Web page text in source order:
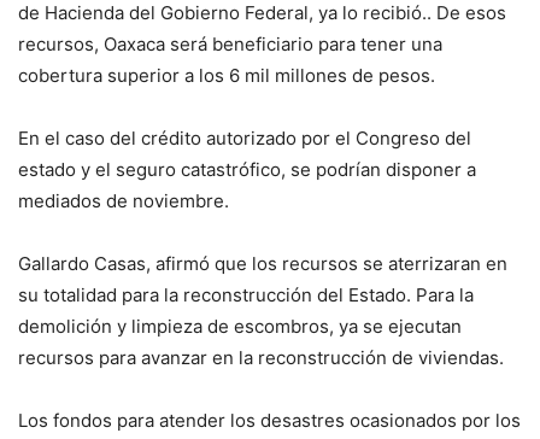
de Hacienda del Gobierno Federal, ya lo recibió.. De esos
recursos, Oaxaca será beneficiario para tener una
cobertura superior a los 6 mil millones de pesos.
En el caso del crédito autorizado por el Congreso del
estado y el seguro catastrófico, se podrían disponer a
mediados de noviembre.
Gallardo Casas, afirmó que los recursos se aterrizaran en
su totalidad para la reconstrucción del Estado. Para la
demolición y limpieza de escombros, ya se ejecutan
recursos para avanzar en la reconstrucción de viviendas.
Los fondos para atender los desastres ocasionados por los